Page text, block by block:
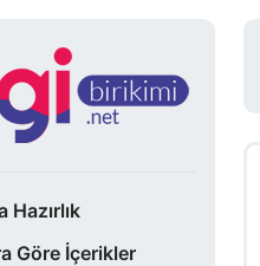
Hazırlık
Göre İçerikler